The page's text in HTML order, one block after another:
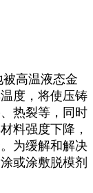
高温液态金
度，将使压铸
热裂等，同时
料强度下降，
为缓解和解决
或涂敷脱模剂